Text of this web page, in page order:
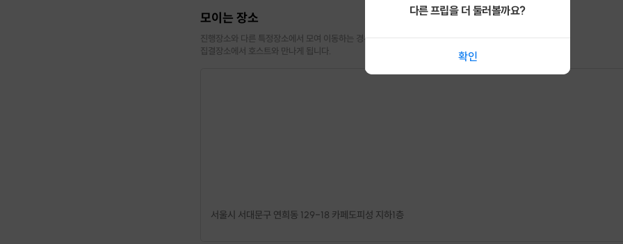
모이는 장소
진행장소와 다른 특정장소에서 모여 이동하는 경우
집결장소에서 호스트와 만나게 됩니다.
서울시 서대문구 연희동 129-18 카페도피성 지하1층
다른 프립을 더 둘러볼까요?
확인